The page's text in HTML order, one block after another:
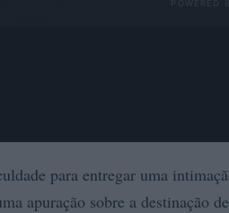
para entregar uma
apuração sobre a destinação